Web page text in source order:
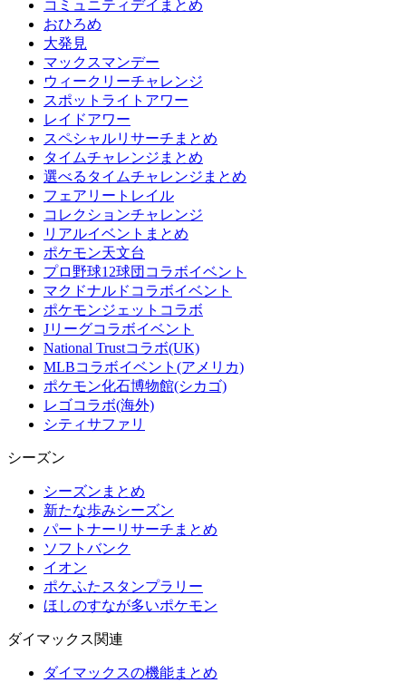
コミュニティデイまとめ
おひろめ
大発見
マックスマンデー
ウィークリーチャレンジ
スポットライトアワー
レイドアワー
スペシャルリサーチまとめ
タイムチャレンジまとめ
選べるタイムチャレンジまとめ
フェアリートレイル
コレクションチャレンジ
リアルイベントまとめ
ポケモン天文台
プロ野球12球団コラボイベント
マクドナルドコラボイベント
ポケモンジェットコラボ
Jリーグコラボイベント
National Trustコラボ(UK)
MLBコラボイベント(アメリカ)
ポケモン化石博物館(シカゴ)
レゴコラボ(海外)
シティサファリ
シーズン
シーズンまとめ
新たな歩みシーズン
パートナーリサーチまとめ
ソフトバンク
イオン
ポケふたスタンプラリー
ほしのすなが多いポケモン
ダイマックス関連
ダイマックスの機能まとめ